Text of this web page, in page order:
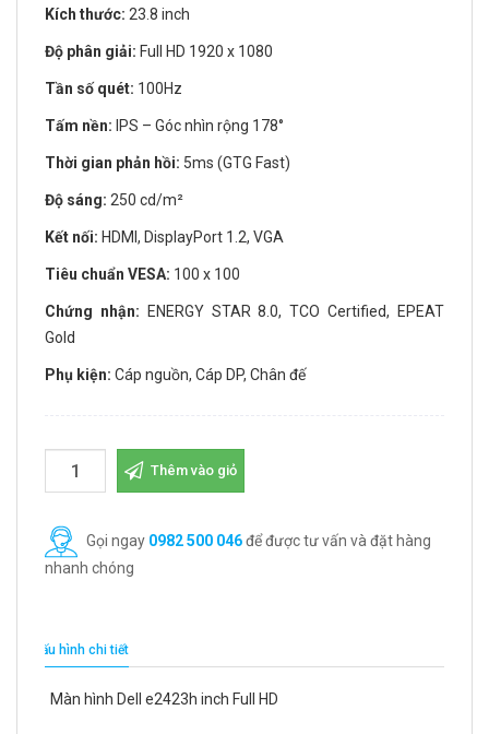
Kích thước: 23.8 inch
Độ phân giải: Full HD 1920 x 1080
Tần số quét: 100Hz
Tấm nền: IPS – Góc nhìn rộng 178°
Thời gian phản hồi: 5ms (GTG Fast)
Độ sáng: 250 cd/m²
Kết nối: HDMI, DisplayPort 1.2, VGA
Tiêu chuẩn VESA: 100 x 100
Chứng nhận: ENERGY STAR 8.0, TCO Certified, EPEAT
Gold
Phụ kiện: Cáp nguồn, Cáp DP, Chân đế
Thêm vào giỏ
Gọi ngay 0982 500 046để được tư vấn và đặt hàng
nhanh chóng
Cấu hình chi tiết
Màn hình Dell e2423h inch Full HD